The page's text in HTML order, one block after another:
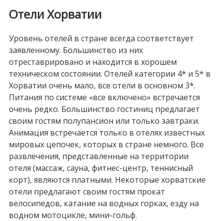
Отели Хорватии
Уровень отелей в стране всегда соответствует
заявленному. Большинство из них
отреставрировано и находится в хорошем
техническом состоянии. Отелей категории 4* и 5* в
Хорватии очень мало, все отели в основном 3*.
Питания по системе «все включено» встречается
очень редко. Большинство гостиниц предлагает
своим гостям полупансион или только завтраки.
Анимация встречается только в отелях известных
мировых цепочек, которых в стране немного. Все
развлечения, представленные на территории
отеля (массаж, сауна, фитнес-центр, теннисный
корт), являются платными. Некоторые хорватские
отели предлагают своим гостям прокат
велосипедов, катание на водных горках, езду на
водном мотоцикле, мини-гольф.